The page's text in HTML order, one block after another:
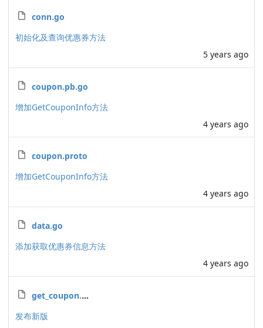
conn.go
初始化及查询优惠券方法
5 years ago
coupon.pb.go
增加GetCouponInfo方法
4 years ago
coupon.proto
增加GetCouponInfo方法
4 years ago
data.go
添加获取优惠券信息方法
4 years ago
get_coupon.go
发布新版